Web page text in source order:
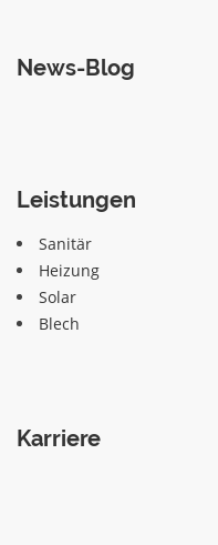
News-Blog
Leistungen
Sanitär
Heizung
Solar
Blech
Karriere